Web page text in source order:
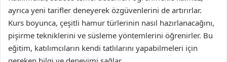
ayrıca yeni tarifler deneyerek özgüvenlerini de artırırlar.
Kurs boyunca, çeşitli hamur türlerinin nasıl hazırlanacağını,
pişirme tekniklerini ve süsleme yöntemlerini öğrenirler. Bu
eğitim, katılımcıların kendi tatlılarını yapabilmeleri için